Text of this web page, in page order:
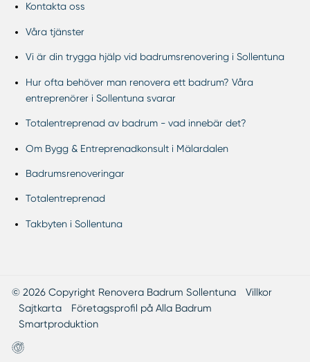
Kontakta oss
Våra tjänster
Vi är din trygga hjälp vid badrumsrenovering i Sollentuna
Hur ofta behöver man renovera ett badrum? Våra
entreprenörer i Sollentuna svarar
Totalentreprenad av badrum - vad innebär det?
Om Bygg & Entreprenadkonsult i Mälardalen
Badrumsrenoveringar
Totalentreprenad
Takbyten i Sollentuna
© 2026 Copyright Renovera Badrum Sollentuna
Villkor
Sajtkarta
Företagsprofil på Alla Badrum
Smartproduktion